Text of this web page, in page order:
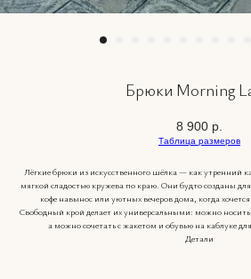
Брюки Morning
8 900 р.
Таблица размеров
Лёгкие брюки из искусственного шёлка — как утренний
мягкой сладостью кружева по краю. Они будто созданы
кофе навынос или уютных вечеров дома, когда
Свободный крой делает их универсальными: можно
а можно сочетать с жакетом и обувью на каблуке для
Детали